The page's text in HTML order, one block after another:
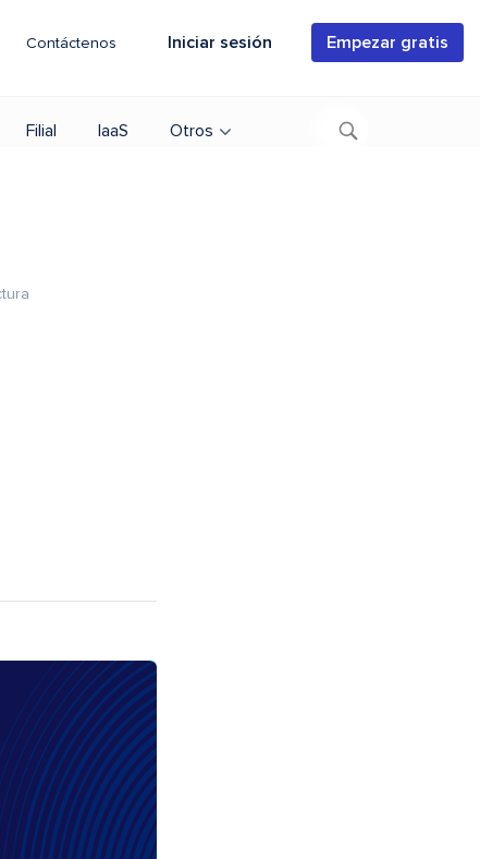
Contáctenos Iniciar sesión Empezar gratis
Filial IaaS Otros